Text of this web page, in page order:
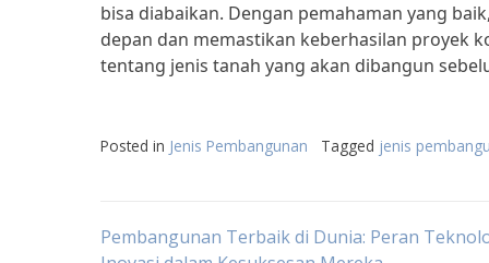
bisa diabaikan. Dengan pemahaman yang
depan dan memastikan keberhasilan proyek
tentang jenis tanah yang akan dibangun
Posted in Jenis Pembangunan Tagged jenis
Post
Pembangunan Terbaik di Dunia: Peran